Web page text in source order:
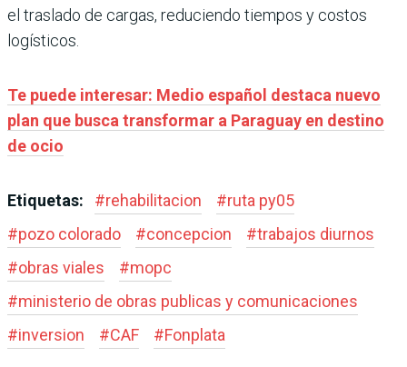
el traslado de cargas, reduciendo tiempos y costos
logísticos.
Te puede interesar: Medio español destaca nuevo
plan que busca transformar a Paraguay en destino
de ocio
Etiquetas: #rehabilitacion #ruta py05
#pozo colorado #concepcion #trabajos diurnos
#obras viales #mopc
#ministerio de obras publicas y comunicaciones
#inversion #CAF #Fonplata